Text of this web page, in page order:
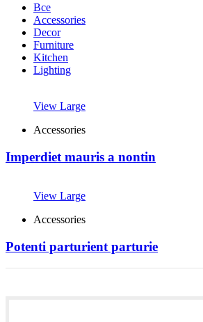
Все
Accessories
Decor
Furniture
Kitchen
Lighting
View Large
Accessories
Imperdiet mauris a nontin
View Large
Accessories
Potenti parturient parturie